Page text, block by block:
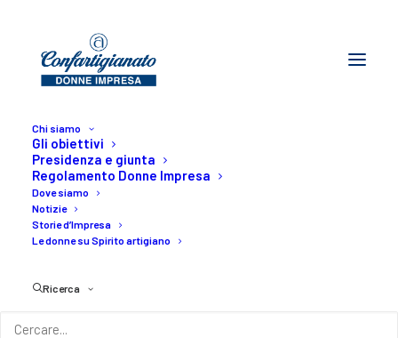
Chi siamo
Gli obiettivi
Presidenza e giunta
Regolamento Donne Impresa
Dove siamo
Notizie
Storie d’Impresa
Le donne su Spirito artigiano
RicercaAlberto Di Marco